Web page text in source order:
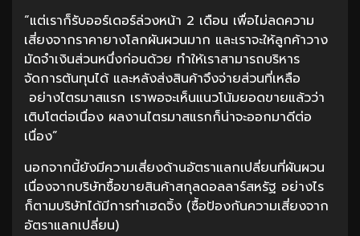
“แต่เราก็รับออร์เดอร์ล่วงหน้า 2 เดือน เพื่อไม่ลดความ
เสี่ยงจากราคายางโลกผันผวนมาก และเราจะให้ลูกค้าวาง
มัดจำเงินส่วนหนึ่งก่อนด้วย ทำให้เราสามารถบริหาร
จัดการต้นทุนได้ และหลังส่งสินค้าจึงจ่ายส่วนที่เหลือ
อย่างไตรมาสแรก เราพอจะเห็นแนวโน้มยอดขายแล้วว่า
เติบโตต่อเนื่อง ผลงานไตรมาสแรกก็น่าจะออกมาดีต่อ
เนื่อง”
นอกจากนี้ยังมีความเสี่ยงด้านอัตราแลกเปลี่ยนที่ผันผวน
เนื่องจากบริษัทซื้อขายสินค้าสกุลดอลลาร์สหรัฐ อย่างไร
ก็ตามบริษัทได้มีการทำเฮดจิ้ง (ซื้อป้องกันความเสี่ยงจาก
อัตราแลกเปลี่ยน)